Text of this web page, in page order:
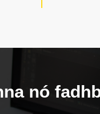
nó